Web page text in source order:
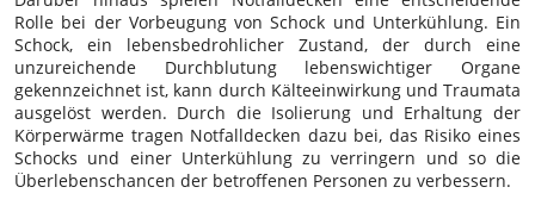
Rolle bei der Vorbeugung von Schock und Unterkühlung. Ein
Schock, ein lebensbedrohlicher Zustand, der durch eine
unzureichende Durchblutung lebenswichtiger Organe
gekennzeichnet ist, kann durch Kälteeinwirkung und Traumata
ausgelöst werden. Durch die Isolierung und Erhaltung der
Körperwärme tragen Notfalldecken dazu bei, das Risiko eines
Schocks und einer Unterkühlung zu verringern und so die
Überlebenschancen der betroffenen Personen zu verbessern.